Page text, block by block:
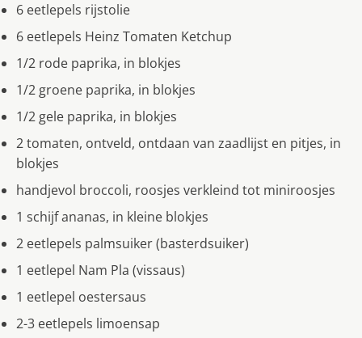
6 eetlepels rijstolie
6 eetlepels Heinz Tomaten Ketchup
1/2 rode paprika, in blokjes
1/2 groene paprika, in blokjes
1/2 gele paprika, in blokjes
2 tomaten, ontveld, ontdaan van zaadlijst en pitjes, in
blokjes
handjevol broccoli, roosjes verkleind tot miniroosjes
1 schijf ananas, in kleine blokjes
2 eetlepels palmsuiker (basterdsuiker)
1 eetlepel Nam Pla (vissaus)
1 eetlepel oestersaus
2-3 eetlepels limoensap